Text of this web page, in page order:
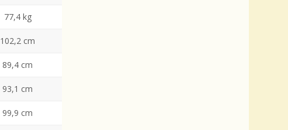
77,4 kg
102,2 cm
89,4 cm
93,1 cm
99,9 cm